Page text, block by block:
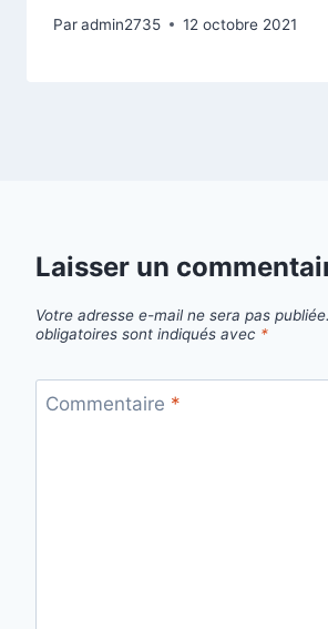
Paradmin2735 12 octobre 2021
Laisser un
Votre adresse e-mail ne sera pas publiée.
obligatoires sont indiqués avec *
Commentaire *